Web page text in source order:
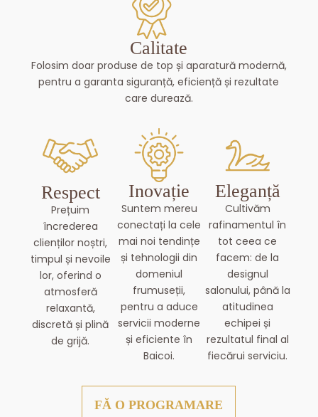
Calitate
Folosim doar produse de top și aparatură modernă,
pentru a garanta siguranță, eficiență și rezultate
care durează.
Respect
Prețuim
încrederea
clienților noștri,
timpul și nevoile
lor, oferind o
atmosferă
relaxantă,
discretă și plină
de grijă.
Inovație
Suntem mereu
conectați la cele
mai noi tendințe
și tehnologii din
domeniul
frumuseții,
pentru a aduce
servicii moderne
și eficiente în
Baicoi.
Eleganță
Cultivăm
rafinamentul în
tot ceea ce
facem: de la
designul
salonului, până la
atitudinea
echipei și
rezultatul final al
fiecărui serviciu.
FĂ O PROGRAMARE